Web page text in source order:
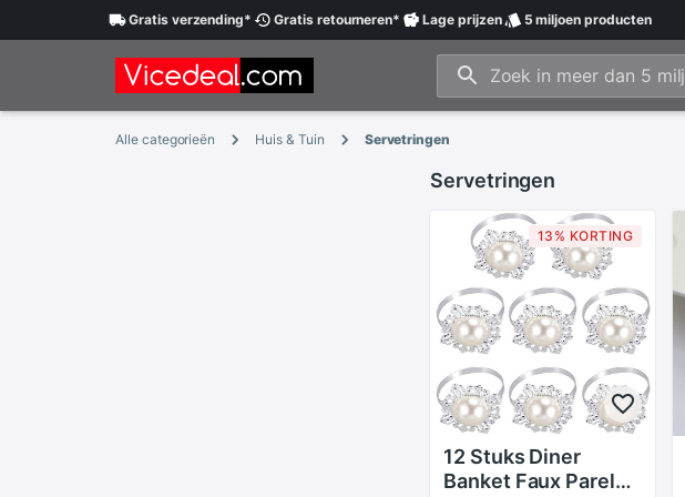
Gratisverzending* Gratisretourneren* Lageprijzen 5 miljoen producten
Alle categorieën Huis & Tuin Servetringen
Servetringen
13% KORTING
12 Stuks Diner
Banket Faux Parel